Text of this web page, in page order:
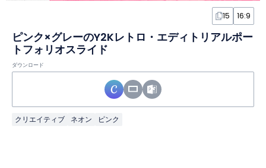
15 16:9
ピンク×グレーのY2Kレトロ・エディトリアルポー
トフォリオスライド
ダウンロード
クリエイティブ ネオン ピンク